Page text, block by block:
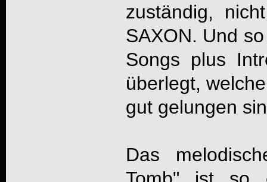
zuständig,
SAXON. Und
Songs plus
überlegt,
gut gelungen
Das